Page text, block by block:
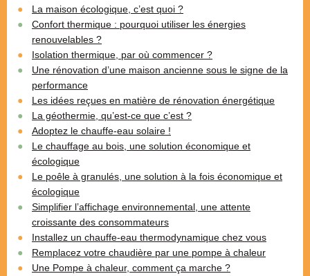
La maison écologique, c’est quoi ?
Confort thermique : pourquoi utiliser les énergies
renouvelables ?
Isolation thermique, par où commencer ?
Une rénovation d’une maison ancienne sous le signe de la
performance
Les idées reçues en matière de rénovation énergétique
La géothermie, qu’est-ce que c’est ?
Adoptez le chauffe-eau solaire !
Le chauffage au bois, une solution économique et
écologique
Le poêle à granulés, une solution à la fois économique et
écologique
Simplifier l’affichage environnemental, une attente
croissante des consommateurs
Installez un chauffe-eau thermodynamique chez vous
Remplacez votre chaudière par une pompe à chaleur
Une Pompe à chaleur, comment ça marche ?